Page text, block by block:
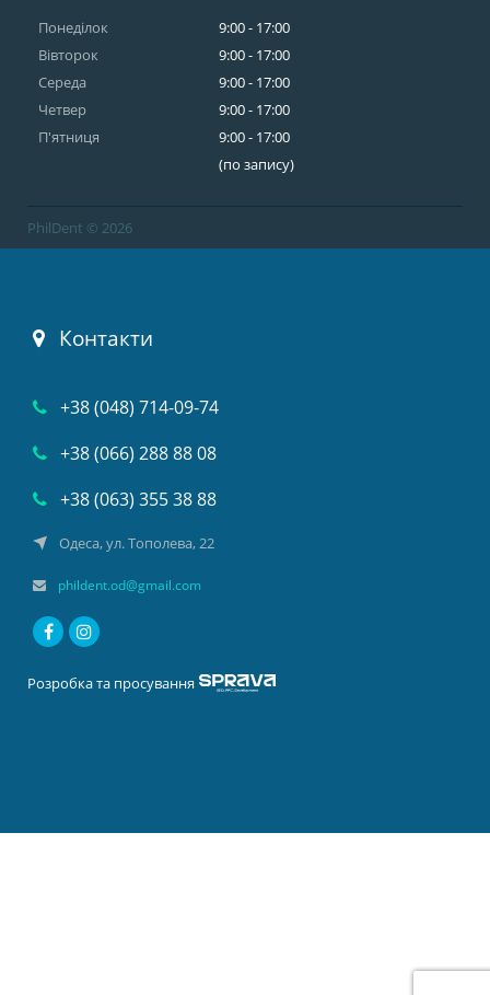
Понеділок
Вівторок
Середа
Четвер
П'ятниця
9:00 - 17:00
9:00 - 17:00
9:00 - 17:00
9:00 - 17:00
9:00 - 17:00
(по запису)
PhilDent © 2026
Контакти
+38 (048) 714-09-74
+38 (066) 288 88 08
+38 (063) 355 38 88
Одеса, ул. Тополева, 22
phildent.od@gmail.com
Розробка та просування